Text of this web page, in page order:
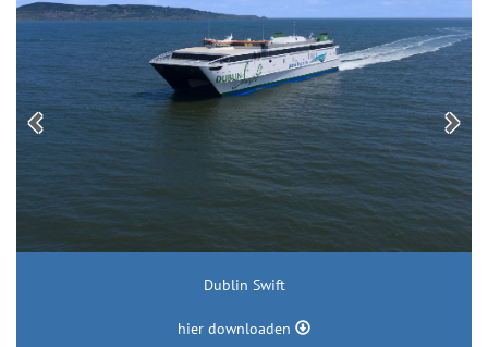
Dublin Swift
hier downloaden